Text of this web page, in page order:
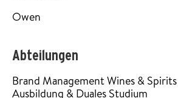
Owen
Abteilungen
Brand Management Wines & Spirits
Ausbildung & Duales Studium